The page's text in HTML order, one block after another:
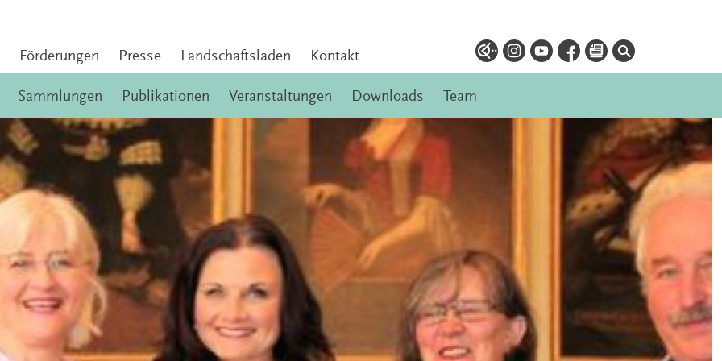
Förderungen Presse Landschaftsladen Kontakt
Sammlungen Publikationen Veranstaltungen Downloads Team